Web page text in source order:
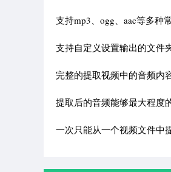
支持mp3、ogg、aac等多种
支持自定义设置输出的文件夹
完整的提取视频中的音频内容
提取后的音频能够最大程度
一次只能从一个视频文件中